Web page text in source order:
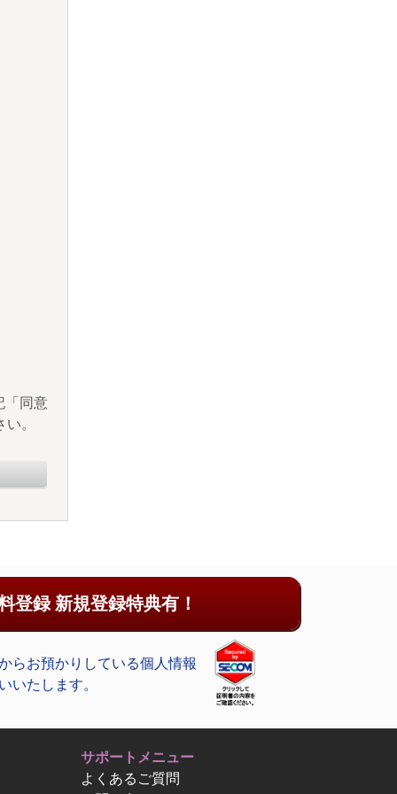
「同意
。
登録 新規登録特典有！
らお預かりしている個人情報
いたします。
サポートメニュー
よくあるご質問